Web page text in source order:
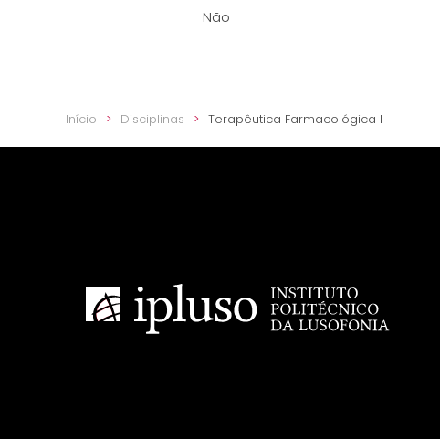
Não
Início Disciplinas Terapêutica Farmacológica I